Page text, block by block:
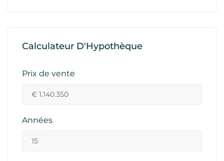
Calculateur D'Hypothèque
Prix de vente
Années